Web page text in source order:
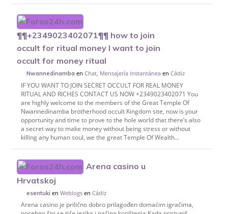
¶¶+2349023402071¶¶ how to join
occult for ritual money I want to join
occult for money ritual
Nwannedinamba enChat, Mensajería instantánea enCádiz
IF YOU WANT TO JOIN SECRET OCCULT FOR REAL MONEY
RITUAL AND RICHES CONTACT US NOW +2349023402071 You
are highly welcome to the members of the Great Temple Of
Nwannedinamba brotherhood occult Kingdom site, now is your
opportunity and time to prove to the hole world that there’s also
a secret way to make money without being stress or without
killing any human soul, we the great Temple Of Wealth...
Arena casino u
Hrvatskoj
esentuki enWeblogs enCádiz
Arena casino je prilično dobro prilagođen domaćim igračima,